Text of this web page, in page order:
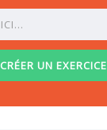
CRÉER UN EXERCICE